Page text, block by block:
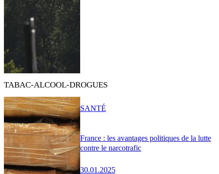
TABAC-ALCOOL-DROGUES
France : les avantages politiques de la lutte
contre le narcotrafic
30.01.2025
SANTÉ